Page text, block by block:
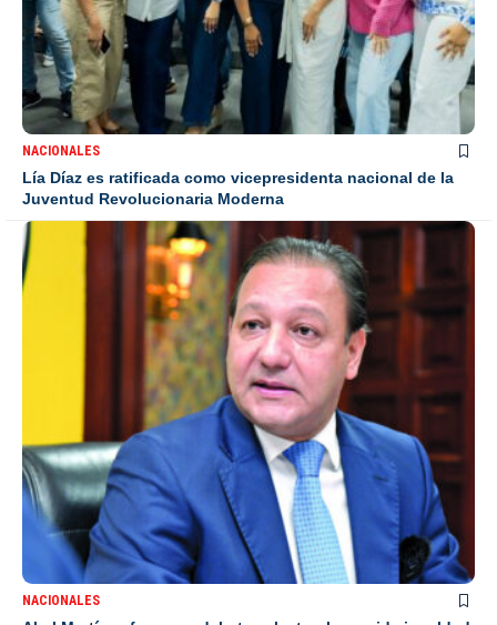
NACIONALES
Lía Díaz es ratificada como vicepresidenta nacional de la
Juventud Revolucionaria Moderna
NACIONALES